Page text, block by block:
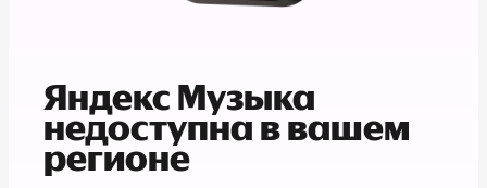
Яндекс Музыка
недоступна в вашем
регионе